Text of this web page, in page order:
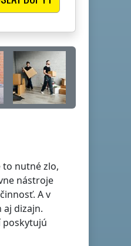
to nutné zlo,
nástroje
A v
aj dizajn.
poskytujú